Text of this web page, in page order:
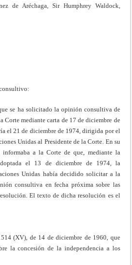
de Aréchaga, Sir Humphrey Waldock,
se ha solicitado la opinión consultiva de
Corte mediante carta de 17 de diciembre de
el 21 de diciembre de 1974, dirigida por el
Unidas al Presidente de la Corte. En su
informaba a la Corte de que, mediante la
el 13 de diciembre de 1974, la
Unidas había decidido solicitar a la
consultiva en fecha próxima sobre las
El texto de dicha resolución es el
(XV), de 14 de diciembre de 1960, que
la concesión de la independencia a los